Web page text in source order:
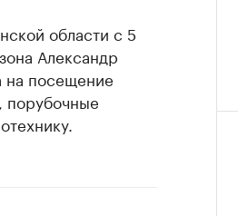
области с 5
Александр
на посещение
порубочные